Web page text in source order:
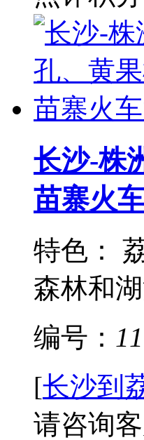
长沙-株
苗寨火
特色：
森林和
编号：
[长沙到
请咨询